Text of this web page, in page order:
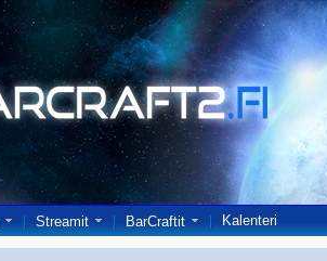
Streamit BarCraftit Kalenteri